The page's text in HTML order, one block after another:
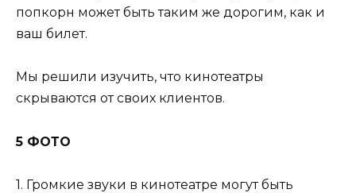
попкорн может быть таким же дорогим, как и
ваш билет.
Мы решили изучить, что кинотеатры
скрываются от своих клиентов.
5 ФОТО
1. Громкие звуки в кинотеатре могут быть